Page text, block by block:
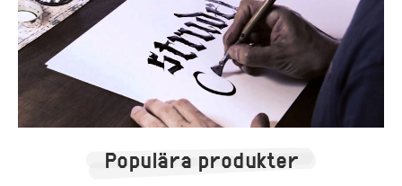
Populära produkter